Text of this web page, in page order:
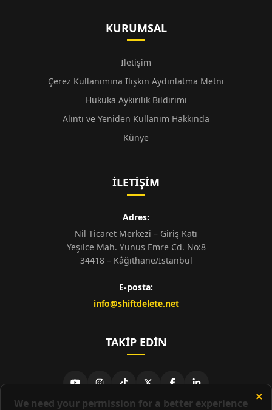
KURUMSAL
İletişim
Çerez Kullanımına İlişkin Aydınlatma Metni
Hukuka Aykırılık Bildirimi
Alıntı ve Yeniden Kullanım Hakkında
Künye
İLETIŞIM
Adres:
Nil Ticaret Merkezi – Giriş Katı
Yeşilce Mah. Yunus Emre Cd. No:8
34418 – Kâğıthane/İstanbul
E-posta:
info@shiftdelete.net
TAKIP EDIN